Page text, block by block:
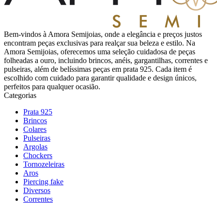
Bem-vindos à Amora Semijoias, onde a elegância e preços justos
encontram peças exclusivas para realçar sua beleza e estilo. Na
Amora Semijoias, oferecemos uma seleção cuidadosa de peças
folheadas a ouro, incluindo brincos, anéis, gargantilhas, correntes e
pulseiras, além de belíssimas peças em prata 925. Cada item é
escolhido com cuidado para garantir qualidade e design únicos,
perfeitos para qualquer ocasião.
Categorias
Prata 925
Brincos
Colares
Pulseiras
Argolas
Chockers
Tornozeleiras
Aros
Piercing fake
Diversos
Correntes